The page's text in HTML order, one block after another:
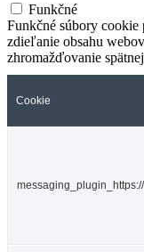
Funkčné
Funkčné súbory
zdieľanie obsahu
zhromažďovanie
Cookie